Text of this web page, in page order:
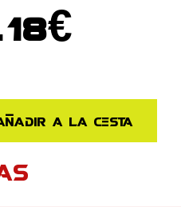
€
actual
es:
a la cesta